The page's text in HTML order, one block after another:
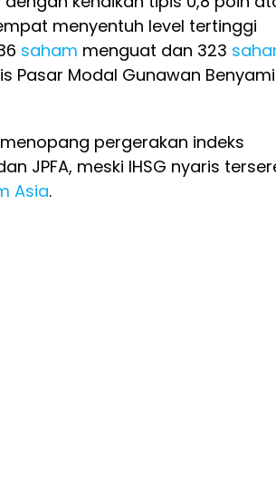
menyentuh level tertinggi
saham menguat dan 323
Pasar Modal Gunawan
pergerakan indeks
JPFA, meski IHSG nyaris
Asia.